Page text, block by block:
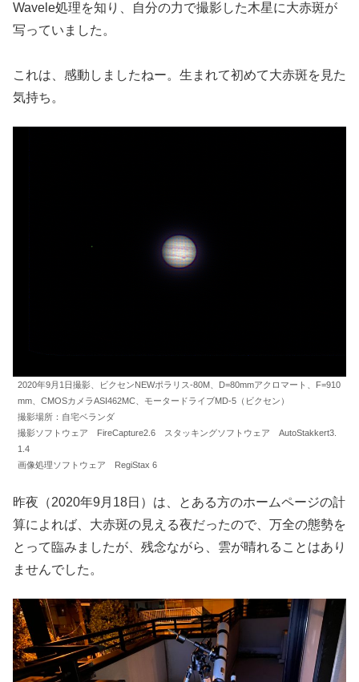
Wavele処理を知り、自分の力で撮影した木星に大赤斑が
写っていました。
これは、感動しましたねー。生まれて初めて大赤斑を見た
気持ち。
2020年9月1日撮影、ビクセンNEWポラリス-80M、D=80mmアクロマート、F=910
mm、CMOSカメラASI462MC、モータードライブMD-5（ビクセン）
撮影場所：自宅ベランダ
撮影ソフトウェア FireCapture2.6 スタッキングソフトウェア AutoStakkert3.
1.4
画像処理ソフトウェア RegiStax 6
昨夜（2020年9月18日）は、とある方のホームページの計
算によれば、大赤斑の見える夜だったので、万全の態勢を
とって臨みましたが、残念ながら、雲が晴れることはあり
ませんでした。